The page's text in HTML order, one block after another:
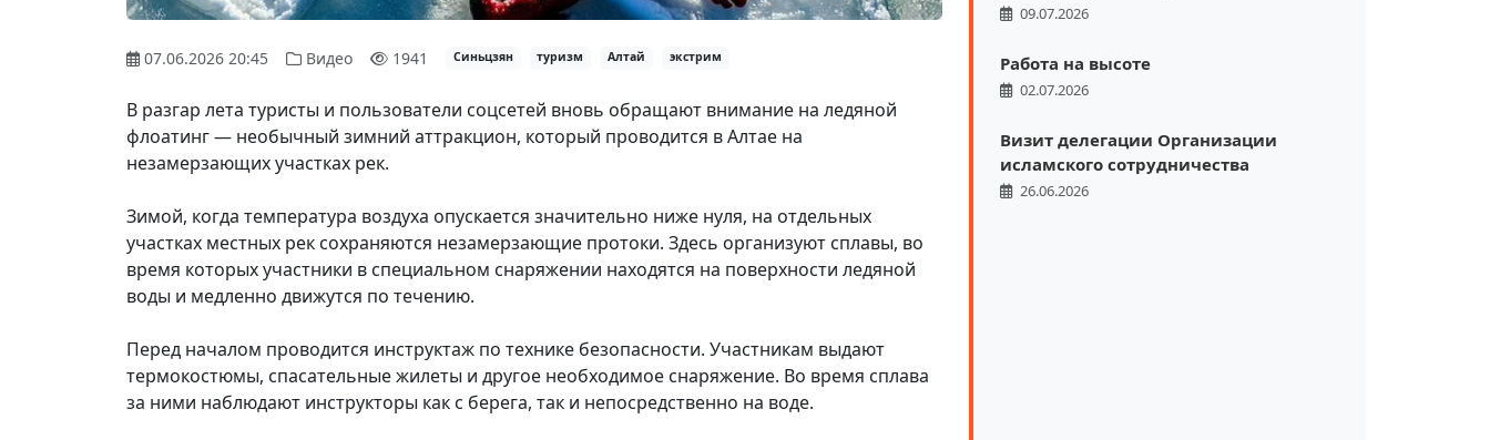
07.06.2026 20:45 Видео 1941 Синьцзян туризм Алтай экстрим
В разгар лета туристы и пользователи соцсетей вновь обращают внимание на ледяной
флоатинг — необычный зимний аттракцион, который проводится в Алтае на
незамерзающих участках рек.
Зимой, когда температура воздуха опускается значительно ниже нуля, на отдельных
участках местных рек сохраняются незамерзающие протоки. Здесь организуют сплавы, во
время которых участники в специальном снаряжении находятся на поверхности ледяной
воды и медленно движутся по течению.
Перед началом проводится инструктаж по технике безопасности. Участникам выдают
термокостюмы, спасательные жилеты и другое необходимое снаряжение. Во время сплава
за ними наблюдают инструкторы как с берега, так и непосредственно на воде.
09.07.2026
Работа на высоте
02.07.2026
Визит делегации Организации
исламского сотрудничества
26.06.2026